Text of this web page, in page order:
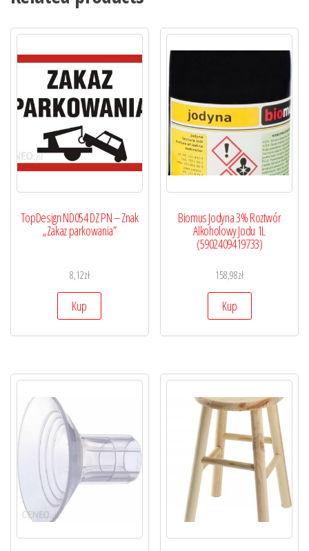
TopDesign ND054 DZ PN – Znak
„Zakaz parkowania”
8,12zł
Kup
Biomus Jodyna 3% Roztwór
Alkoholowy Jodu 1L
(5902409419733)
158,98zł
Kup